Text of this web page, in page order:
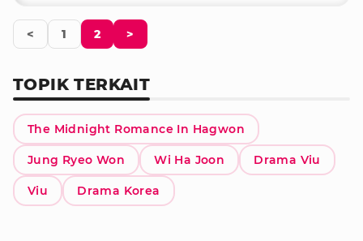
< 1 2 >
TOPIK TERKAIT
The Midnight Romance In Hagwon
Jung Ryeo Won Wi Ha Joon Drama Viu
Viu Drama Korea